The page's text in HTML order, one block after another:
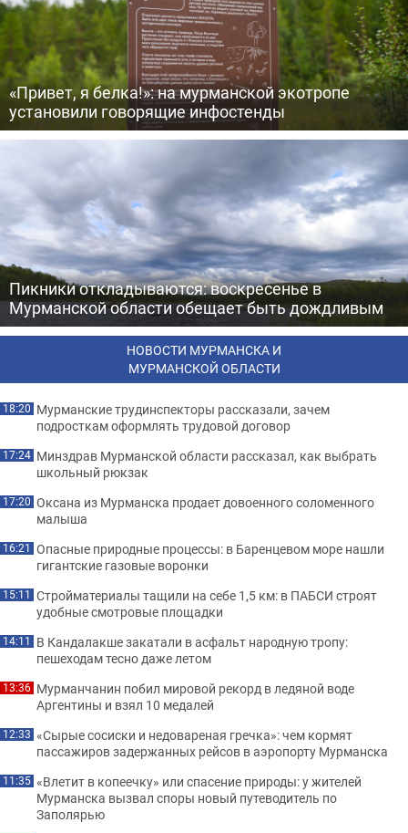
«Привет, я белка!»: на мурманской экотропе
установили говорящие инфостенды
Пикники откладываются: воскресенье в
Мурманской области обещает быть дождливым
НОВОСТИ МУРМАНСКА И
МУРМАНСКОЙ ОБЛАСТИ
18:20 Мурманские трудинспекторы рассказали, зачем
подросткам оформлять трудовой договор
17:24 Минздрав Мурманской области рассказал, как выбрать
школьный рюкзак
17:20 Оксана из Мурманска продает довоенного соломенного
малыша
16:21 Опасные природные процессы: в Баренцевом море нашли
гигантские газовые воронки
15:11 Стройматериалы тащили на себе 1,5 км: в ПАБСИ строят
удобные смотровые площадки
14:11 В Кандалакше закатали в асфальт народную тропу:
пешеходам тесно даже летом
13:36 Мурманчанин побил мировой рекорд в ледяной воде
Аргентины и взял 10 медалей
12:33 «Сырые сосиски и недовареная гречка»: чем кормят
пассажиров задержанных рейсов в аэропорту Мурманска
11:35 «Влетит в копеечку» или спасение природы: у жителей
Мурманска вызвал споры новый путеводитель по
Заполярью